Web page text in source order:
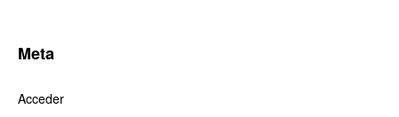
Meta
Acceder